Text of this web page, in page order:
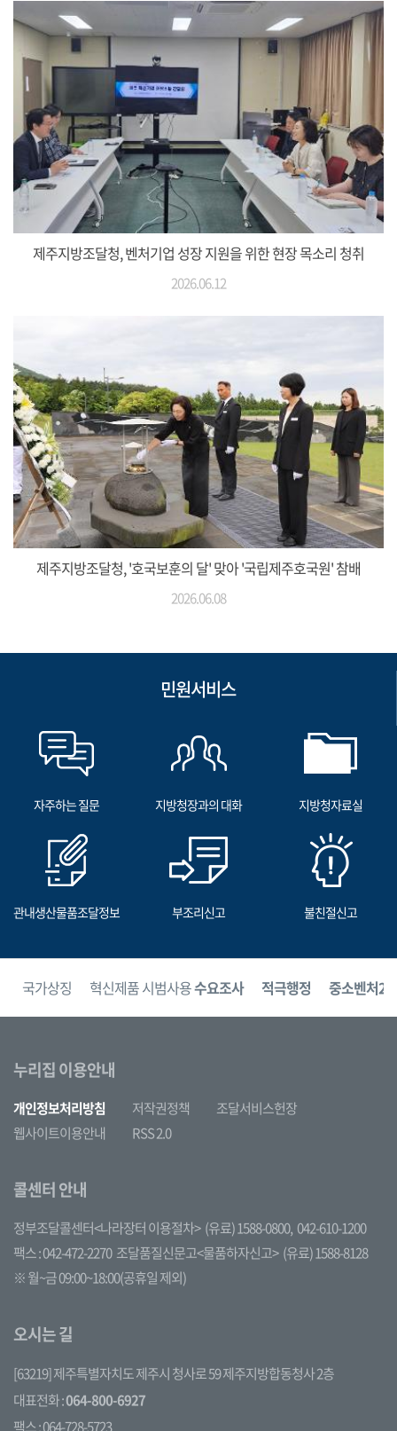
제주지방조달청, 벤처기업 성장 지원을 위한 현장 목소리 청취
2026.06.12
제주지방조달청, '호국보훈의 달' 맞아 '국립제주호국원' 참배
2026.06.08
민원서비스
자주하는 질문 지방청장과의 대화 지방청자료실
관내생산물품조달정보 부조리신고 불친절신고
국가상징 혁신제품 시범사용수요조사 적극행정 중소벤처24
누리집 이용안내
개인정보처리방침 저작권정책
조달서비스헌장
웹사이트이용안내
RSS 2.0
콜센터 안내
정부조달콜센터<나라장터 이용절차> (유료) 1588-0800, 042-610-1200
팩스 : 042-472-2270 조달품질신문고<물품하자신고> (유료) 1588-8128
※ 월~금 09:00~18:00(공휴일 제외)
오시는 길
[63219] 제주특별자치도 제주시 청사로 59 제주지방합동청사 2층
대표전화 :064-800-6927
팩스 : 064-728-5723